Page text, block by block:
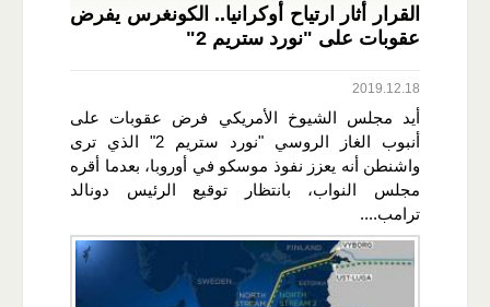
القرار أثار ارتياح أوكرانيا.. الكونغرس يفرض
عقوبات على "نورد ستريم 2"
2019.12.18
أيد مجلس الشيوخ الأمريكي فرض عقوبات على
أنبوب الغاز الروسي "نورد ستريم 2" الذي ترى
واشنطن أنه يعزز نفوذ موسكو في أوروبا، بعدما أقره
مجلس النواب، بانتظار توقيع الرئيس دونالد
ترامب....